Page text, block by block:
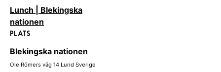
Lunch | Blekingska
nationen
PLATS
Blekingska nationen
Ole Römers väg 14 Lund Sverige